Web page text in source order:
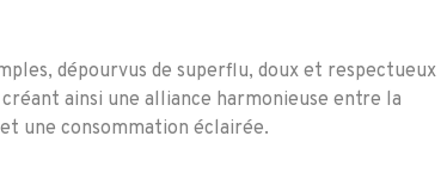
dépourvus de superflu, doux et respectueux
ainsi une alliance harmonieuse entre la
une consommation éclairée.